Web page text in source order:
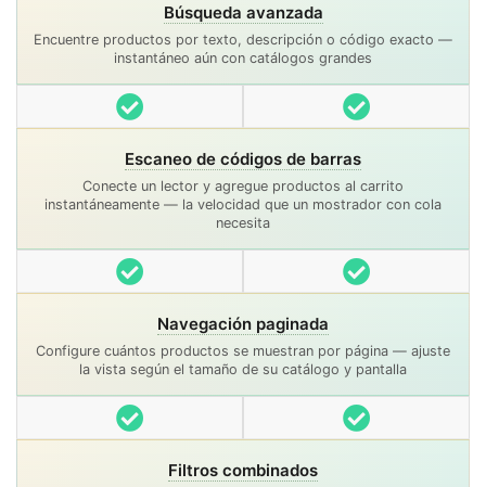
Búsqueda avanzada
Encuentre productos por texto, descripción o código exacto —
instantáneo aún con catálogos grandes
Incluido Incluido
Escaneo de códigos de barras
Conecte un lector y agregue productos al carrito
instantáneamente — la velocidad que un mostrador con cola
necesita
Incluido Incluido
Navegación paginada
Configure cuántos productos se muestran por página — ajuste
la vista según el tamaño de su catálogo y pantalla
Incluido Incluido
Filtros combinados